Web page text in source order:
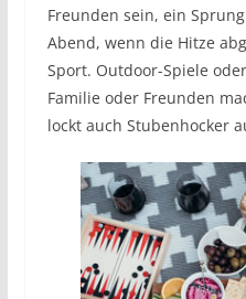
Freunden sein, ein
Abend, wenn die Hitze
Sport. Outdoor-Spiele
Familie oder Freunden
lockt auch Stubenhocker